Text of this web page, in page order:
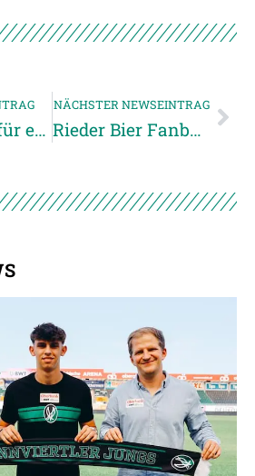
Spatenstich für ein modernes Funktionsgebäude
NÄCHSTER NEWSEINTRAG
Rieder Bier Fanbank feiert Klassenerhalt